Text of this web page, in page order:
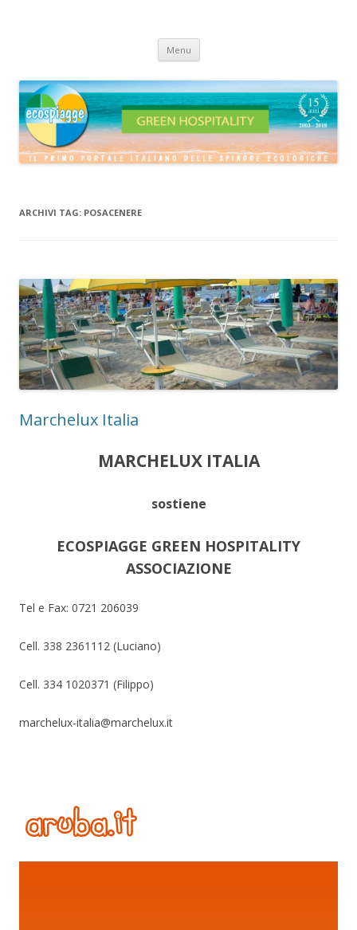
Menu Vai
contenuto
ARCHIVI TAG: POSACENERE
Marchelux Italia
MARCHELUX ITALIA
sostiene
ECOSPIAGGE GREEN HOSPITALITY
ASSOCIAZIONE
Tel e Fax: 0721 206039
Cell. 338 2361112 (Luciano)
Cell. 334 1020371 (Filippo)
marchelux-italia@marchelux.it